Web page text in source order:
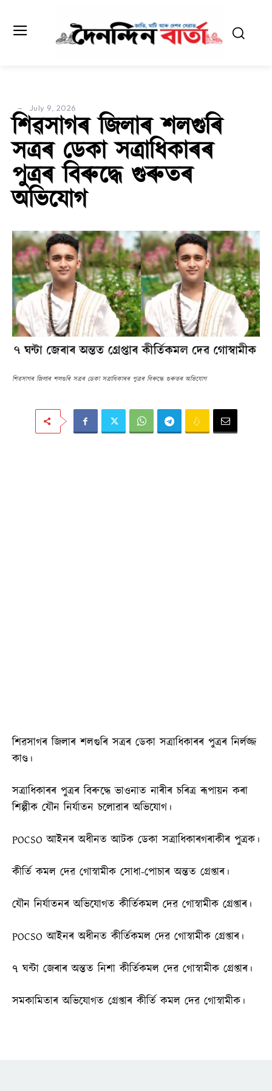
July 9, 2026
শিৱসাগৰ জিলাৰ শলগুৰি
সত্ৰৰ ডেকা সত্ৰাধিকাৰৰ
পুত্ৰৰ বিৰুদ্ধে গুৰুতৰ
অভিযোগ
শিৱসাগৰ জিলাৰ শলগুৰি সত্ৰৰ ডেকা সত্ৰাধিকাৰৰ পুত্ৰৰ বিৰুদ্ধে গুৰুতৰ অভিযোগ
শিৱসাগৰ জিলাৰ শলগুৰি সত্ৰৰ ডেকা সত্ৰাধিকাৰৰ পুত্ৰৰ নির্লজ্জ
কাণ্ড।
সত্ৰাধিকাৰৰ পুত্ৰৰ বিৰুদ্ধে ভাওনাত নাৰীৰ চৰিত্ৰ ৰূপায়ন কৰা
শিল্পীক যৌন নির্যাতন চলোৱাৰ অভিযোগ।
POCSO আইনৰ অধীনত আটক ডেকা সত্ৰাধিকাৰগৰাকীৰ পুত্ৰক।
কীর্তি কমল দেৱ গোস্বামীক সোধা-পোচাৰ অন্তত গ্ৰেপ্তাৰ।
যৌন নিৰ্যাতনৰ অভিযোগত কীৰ্তিকমল দেৱ গোস্বামীক গ্ৰেপ্তাৰ।
POCSO আইনৰ অধীনত কীৰ্তিকমল দেৱ গোস্বামীক গ্ৰেপ্তাৰ।
৭ ঘন্টা জেৰাৰ অন্তত নিশা কীৰ্তিকমল দেৱ গোস্বামীক গ্ৰেপ্তাৰ।
সমকামিতাৰ অভিযোগত গ্ৰেপ্তাৰ কীৰ্তি কমল দেৱ গোস্বামীক।